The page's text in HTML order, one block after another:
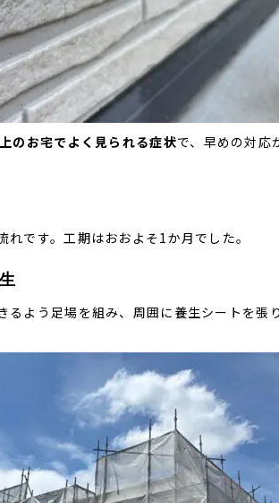
のお宅でよく見られる症状で、早めの対応
れです。工期はおおよそ1か月でした。
るよう足場を組み、周囲に養生シートを張